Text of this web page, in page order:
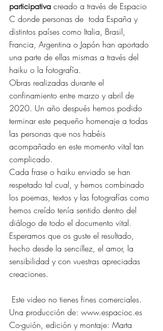
participativa creado a través de Espacio
C donde personas de  toda España y
distintos países como Italia, Brasil,
Francia, Argentina o Japón han aportado
una parte de ellas mismas a través del
haiku o la fotografía.
Obras realizadas durante el
confinamiento entre marzo y abril de
2020. Un año después hemos podido
terminar este pequeño homenaje a todas
las personas que nos habéis
acompañado en este momento vital tan
complicado.
Cada frase o haiku enviado se han
respetado tal cual, y hemos combinado
los poemas, textos y las fotografías como
hemos creído tenía sentido dentro del
diálogo de todo el documento vital.
Esperamos que os guste el resultado,
hecho desde la sencillez, el amor, la
sensibilidad y con vuestras apreciadas
creaciones.
Este video no tienes fines comerciales.
Una producción de: www.espacioc.es
Co-guión, edición y montaje: Marta